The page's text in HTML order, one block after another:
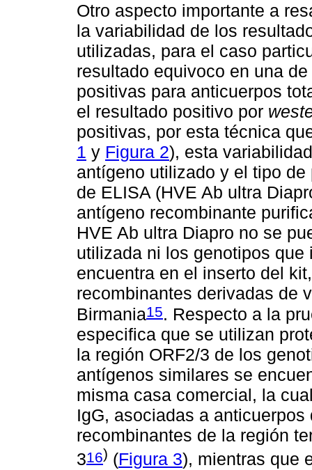
Otro aspecto importante a
la variabilidad de los
utilizadas, para el caso
resultado equivoco en una
positivas para anticuerpos
el resultado positivo por
positivas, por esta técnica
1 y Figura 2), esta
antígeno utilizado y el tipo
de ELISA (HVE Ab ultra
antígeno recombinante
HVE Ab ultra Diapro no se
utilizada ni los genotipos
encuentra en el inserto del
recombinantes derivadas de
Birmania15. Respecto a la
especifica que se utilizan
la región ORF2/3 de los
antígenos similares se
misma casa comercial, la
IgG, asociadas a
recombinantes de la región
316) (Figura 3), mientras que